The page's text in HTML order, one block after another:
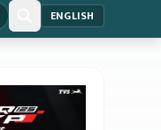
ENGLISH